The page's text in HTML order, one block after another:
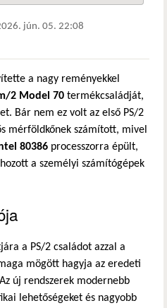
jún. 05. 22:08
a nagy reményekkel
2 Model 70 termékcsaládját,
Bár nem ez volt az első PS/2
mérföldkőnek számított, mivel
80386 processzorra épült,
a személyi számítógépek
a PS/2 családot azzal a
mögött hagyja az eredeti
új rendszerek modernebb
lehetőségeket és nagyobb